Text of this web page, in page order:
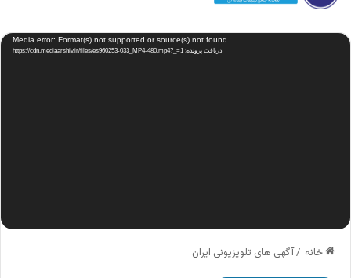
نمایشگر
ویدیو Media error: Format(s) not supported or source(s) not found
دریافت پرونده: https://cdn.mediaarshiv.ir/files/es960253-033_MP4-480.mp4?_=1
خانه /آگهی های تلویزیونی ایران